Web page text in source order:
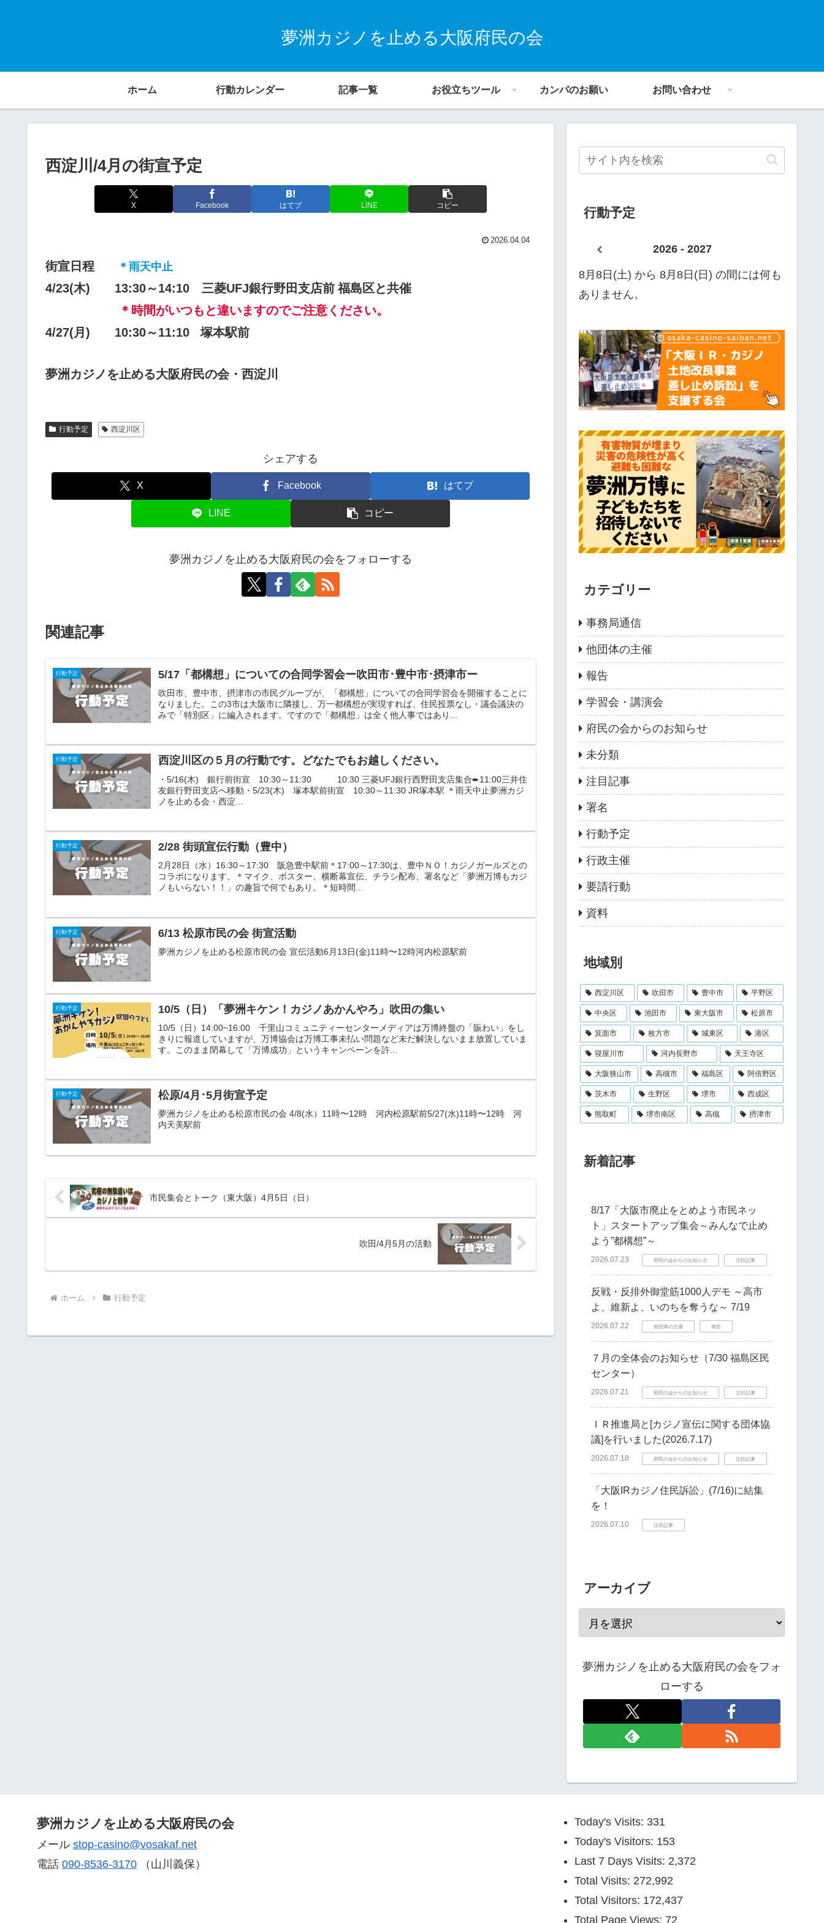
夢洲カジノを止める大阪府民の会
ホーム 行動カレンダー 記事一覧 お役立ちツール カンパのお願い お問い合わせ
西淀川/4月の街宣予定
X Facebook はてブ LINE コピー
2026.04.04
街宣日程 ＊雨天中止
4/23(木) 13:30～14:10 三菱UFJ銀行野田支店前 福島区と共催
＊時間がいつもと違いますのでご注意ください。
4/27(月) 10:30～11:10
塚本駅前
夢洲カジノを止める大阪府民の会・西淀川
行動予定 西淀川区
シェアする
X Facebook はてブ
LINE コピー
夢洲カジノを止める大阪府民の会をフォローする
関連記事
行動予定 5/17「都構想」についての合同学習会ー吹田市･豊中市･摂津市ー
吹田市、豊中市、摂津市の市民グループが、「都構想」についての合同学習会を開催することに
なりました。この3市は大阪市に隣接し、万一都構想が実現すれば、住民投票なし・議会議決の
みで「特別区」に編入されます。ですので「都構想」は全く他人事ではあり...
行動予定 西淀川区の５月の行動です。どなたでもお越しください。
・5/16(木) 銀行前街宣 10:30～11:30 10:30 三菱UFJ銀行西野田支店集合➨11:00三井住
友銀行野田支店へ移動・5/23(木) 塚本駅前街宣 10:30～11:30 JR塚本駅 ＊雨天中止夢洲カジ
ノを止める会・西淀...
行動予定 2/28 街頭宣伝行動（豊中）
2月28日（水）16:30～17:30 阪急豊中駅前＊17:00～17:30は、豊中ＮＯ！カジノガールズとの
コラボになります。＊マイク、ポスター、横断幕宣伝、チラシ配布、署名など「夢洲万博もカジ
ノもいらない！！」の趣旨で何でもあり。＊短時間...
行動予定 6/13 松原市民の会 街宣活動
夢洲カジノを止める松原市民の会 宣伝活動6月13日(金)11時〜12時河内松原駅前
行動予定 10/5（日）「夢洲キケン！カジノあかんやろ」吹田の集い
10/5（日）14:00~16:00 千里山コミュニティーセンターメディアは万博終盤の「賑わい」をし
きりに報道していますが、万博協会は万博工事未払い問題など未だ解決しないまま放置していま
す。このまま閉幕して「万博成功」というキャンペーンを許...
行動予定 松原/4月･5月街宣予定
夢洲カジノを止める松原市民の会 4/8(水）11時〜12時 河内松原駅前5/27(水)11時〜12時 河
内天美駅前
市民集会とトーク（東大阪）4月5日（日）
吹田/4月5月の活動
ホーム 行動予定
行動予定
2026 - 2027
8月8日(土) から 8月8日(日) の間には何も
ありません。
カテゴリー
事務局通信
他団体の主催
報告
学習会・講演会
府民の会からのお知らせ
未分類
注目記事
署名
行動予定
行政主催
要請行動
資料
地域別
西淀川区 吹田市 豊中市 平野区
中央区 池田市 東大阪市 松原市
箕面市 枚方市 城東区 港区
寝屋川市 河内長野市 天王寺区
大阪狭山市 高槻市 福島区 阿倍野区
茨木市 生野区 堺市 西成区
熊取町 堺市南区 高槻 摂津市
新着記事
8/17「大阪市廃止をとめよう市民ネッ
ト」スタートアップ集会～みんなで止め
よう”都構想”～
2026.07.23 府民の会からのお知らせ 注目記事
反戦・反排外御堂筋1000人デモ ～高市
よ、維新よ、いのちを奪うな～ 7/19
2026.07.22 他団体の主催 報告
７月の全体会のお知らせ（7/30 福島区民
センター）
2026.07.21 府民の会からのお知らせ 注目記事
ＩＲ推進局と[カジノ宣伝に関する団体協
議]を行いました(2026.7.17)
2026.07.18 府民の会からのお知らせ 注目記事
「大阪IRカジノ住民訴訟」(7/16)に結集
を！
2026.07.10 注目記事
アーカイブ
夢洲カジノを止める大阪府民の会をフォ
ローする
夢洲カジノを止める大阪府民の会
メール stop-casino@vosakaf.net
電話 090-8536-3170 （山川義保）
Today's Visits: 331
Today's Visitors: 153
Last 7 Days Visits: 2,372
Total Visits: 272,992
Total Visitors: 172,437
Total Page Views: 72